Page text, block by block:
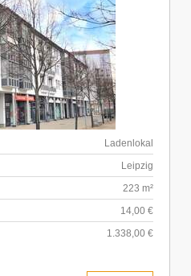
Ladenlokal
Leipzig
223 m²
14,00 €
1.338,00 €